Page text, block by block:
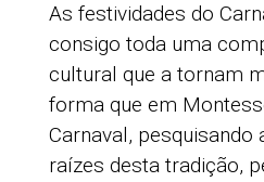
As festividades do
consigo toda uma
cultural que a tornam
forma que em
Carnaval, pesquisando
raízes desta tradição,